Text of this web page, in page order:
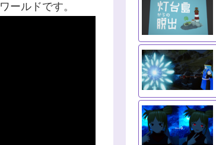
ールドです。